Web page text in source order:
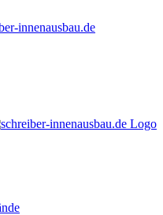
innenausbau.de